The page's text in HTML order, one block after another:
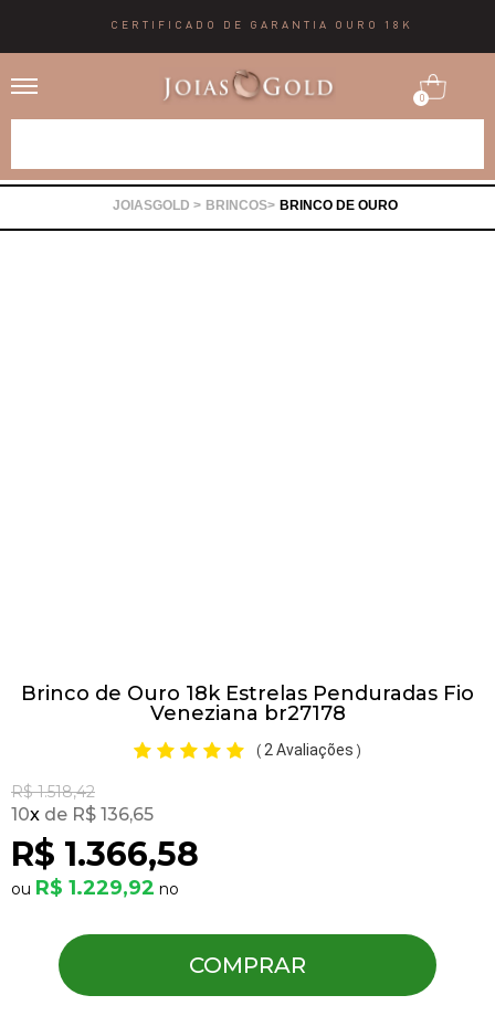
CERTIFICADO DE GARANTIA OURO 18K
0
BRINCOS BRINCO DE OURO
Brinco de Ouro 18k Estrelas Penduradas Fio
Veneziana br27178
( 2 Avaliações )
R$ 1.518,42
R$ 1.366,58
10x R$ 136,65
R$ 1.229,92
COMPRAR
Pedras Preciosas
OFERTAS